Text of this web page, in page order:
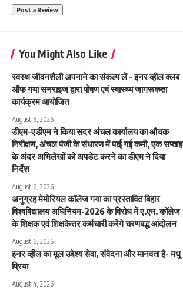
You Might Also Like
स्वस्थ जीवनशैली अपनाने का संकल्प लें – इनर व्हील क्लब
ऑफ गया सनराइज द्वारा पोषण एवं स्वास्थ्य जागरूकता
कार्यक्रम आयोजित
August 6, 2026
डीएम-एडीएम ने किया सदर अंचल कार्यालय का औचक
निरीक्षण, अंचल पंजी के संधारण में पाई गई कमी, एक सप्ताह
के अंदर अभिलेखों को अपडेट करने का डीएम ने दिया
निर्देश
August 6, 2026
अनुग्रह मेमोरियल कॉलेज गया का प्रस्तावित बिहार
विश्वविद्यालय अधिनियम-2026 के विरोध में ए.एम. कॉलेज
के शिक्षक एवं शिक्षकेत्तर कर्मचारी करेंगे चरणबद्ध आंदोलन
August 6, 2026
इनर व्हील का मूल उद्देश्य सेवा, संवेदना और मानवता है- मधु
प्रिया
August 4, 2026